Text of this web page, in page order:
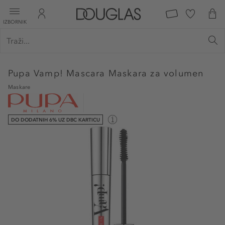
IZBORNIK
Pupa Vamp! Mascara Maskara za volumen
Maskare
DO DODATNIH 6% UZ DBC KARTICU